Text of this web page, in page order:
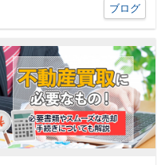
ブログ